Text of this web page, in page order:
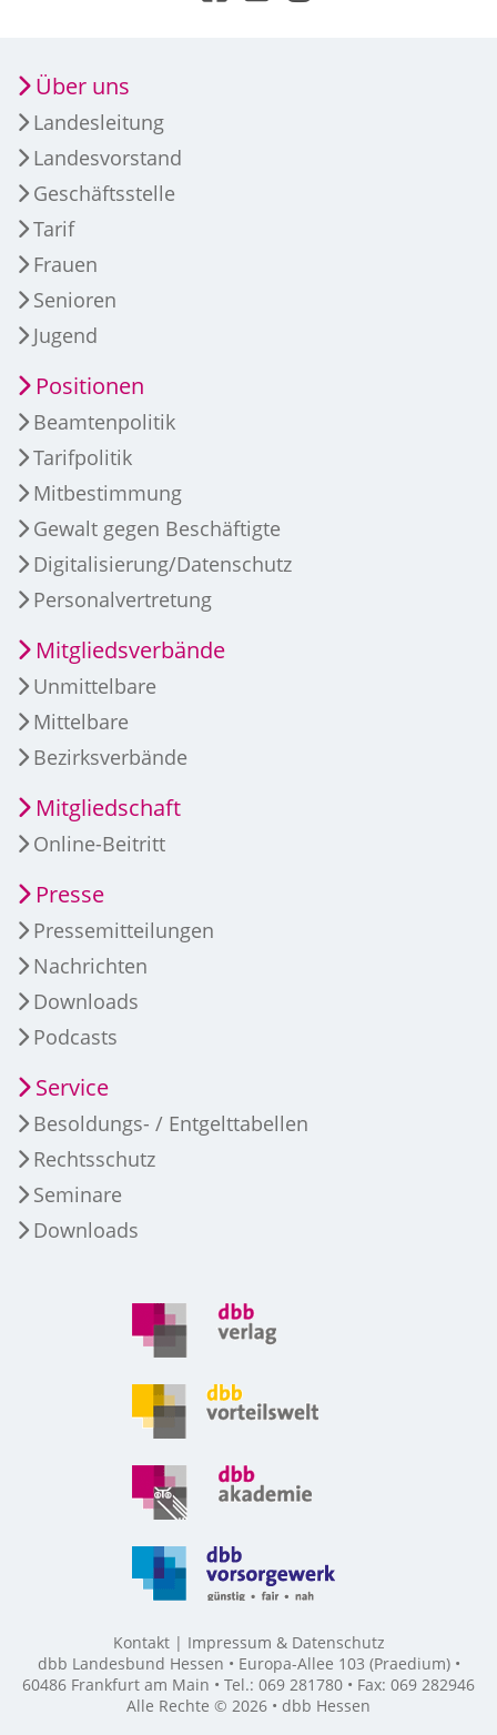
Über uns
Landesleitung
Landesvorstand
Geschäftsstelle
Tarif
Frauen
Senioren
Jugend
Positionen
Beamtenpolitik
Tarifpolitik
Mitbestimmung
Gewalt gegen Beschäftigte
Digitalisierung/Datenschutz
Personalvertretung
Mitgliedsverbände
Unmittelbare
Mittelbare
Bezirksverbände
Mitgliedschaft
Online-Beitritt
Presse
Pressemitteilungen
Nachrichten
Downloads
Podcasts
Service
Besoldungs- / Entgelttabellen
Rechtsschutz
Seminare
Downloads
Kontakt
Impressum & Datenschutz
dbb Landesbund Hessen • Europa-Allee 103 (Praedium) •
60486 Frankfurt am Main • Tel.: 069 281780 • Fax: 069 282946
Alle Rechte © 2026 • dbb Hessen